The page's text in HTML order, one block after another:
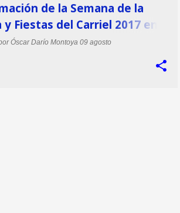
de la Semana de la
Fiestas del Carriel 2017 en
Óscar Darío Montoya 09 agosto